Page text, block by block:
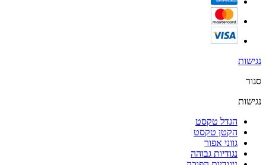
נגישות
סגור
נגישות
הגדל טקסט
הקטן טקסט
גווני אפור
נגודיות גבוהה